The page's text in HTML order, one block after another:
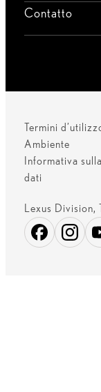
Contatto
Termini
Ambiente
Informativa
dati
Lexus